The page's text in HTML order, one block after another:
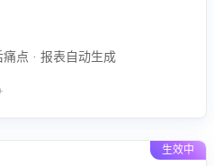
点 · 报表自动生成
生效中